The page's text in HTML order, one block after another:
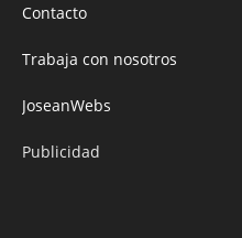
Contacto
Trabaja con nosotros
JoseanWebs
Publicidad